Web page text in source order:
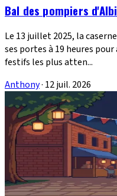
Bal des pompiers
Le 13 juillet 2025, la
ses portes à 19 heures
festifs les plus atten...
Anthony· 12 juil. 2026